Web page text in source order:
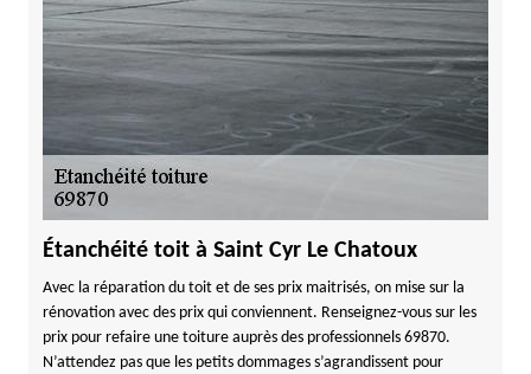
Étanchéité toit à Saint Cyr Le Chatoux
Avec la réparation du toit et de ses prix maitrisés, on mise sur la
rénovation avec des prix qui conviennent. Renseignez-vous sur les
prix pour refaire une toiture auprès des professionnels 69870.
N’attendez pas que les petits dommages s’agrandissent pour